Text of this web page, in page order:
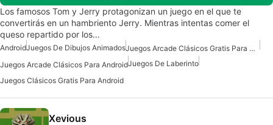
Los famosos Tom y Jerry protagonizan un juego en el que te
convertirás en un hambriento Jerry. Mientras intentas comer el
queso repartido por los…
AndroidJuegos De Dibujos Animados
Juegos Arcade Clásicos Gratis Para Android
Juegos Arcade Clásicos Para AndroidJuegos De Laberinto
Juegos Clásicos Gratis Para Android
Xevious